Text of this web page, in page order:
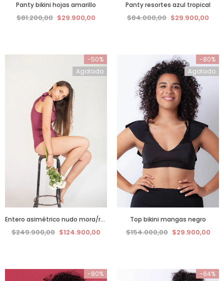
Panty bikini hojas amarillo
$81.200,00 $29.900,00
Panty resortes azul tropical
$84.000,00 $29.900,00
-50%
Agotado
Entero asimétrico nudo mora/rosa
$249.900,00 $124.900,00
-80%
Agotado
Top bikini mangas negro
$154.000,00 $29.900,00
-80%
-64%